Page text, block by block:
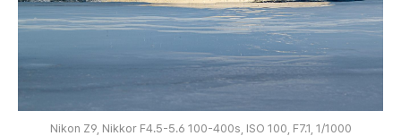
Nikon Z9, Nikkor F4.5-5.6 100-400s, ISO 100, F7.1, 1/1000